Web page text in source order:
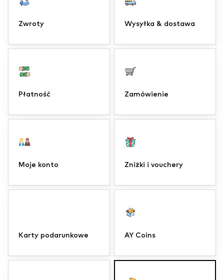
Zwroty Wysyłka & dostawa
Płatność Zamówienie
Moje konto Zniżki i vouchery
Karty podarunkowe AY Coins